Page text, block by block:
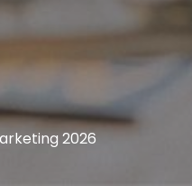
2026